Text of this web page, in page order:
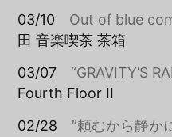
03/10 Out of blue
田 音楽喫茶 茶箱
03/07 “GRAVITY’S
Fourth Floor II
02/28”頼むから静か